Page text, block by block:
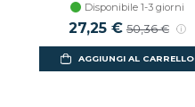
Disponibile 1-3 giorni
27,25 € 50,36 €
AGGIUNGI AL CARRELLO